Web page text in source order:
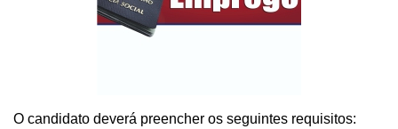
O candidato deverá preencher os seguintes requisitos: